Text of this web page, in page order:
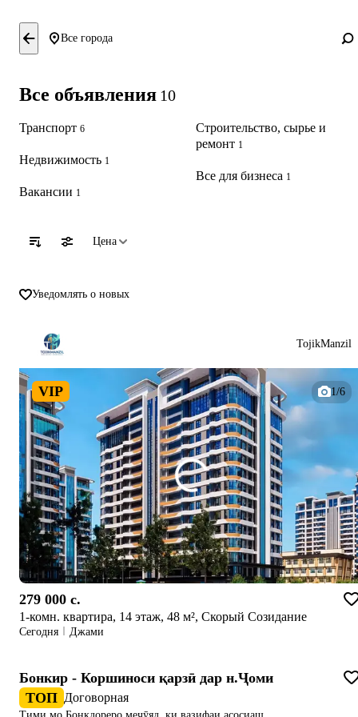
Все города
Все объявления 10
Транспорт 6
Недвижимость 1
Вакансии 1
Строительство, сырье и
ремонт 1
Все для бизнеса 1
Цена
Уведомлять о новых
TojikManzil
VIP 1/6
279 000 c.
1-комн. квартира, 14 этаж, 48 м², Скорый Созидание
Сегодня Джами
Бонкир - Коршиноси қарзӣ дар н.Ҷоми
ТОП Договорная